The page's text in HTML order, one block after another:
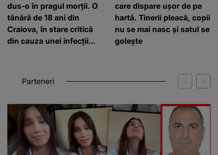
dus-o în pragul morții. O
tânără de 18 ani din
Craiova, în stare critică
din cauza unei infecții
care dispare ușor de pe
hartă. Tinerii pleacă, copii
nu se mai nasc și satul se
golește
Parteneri